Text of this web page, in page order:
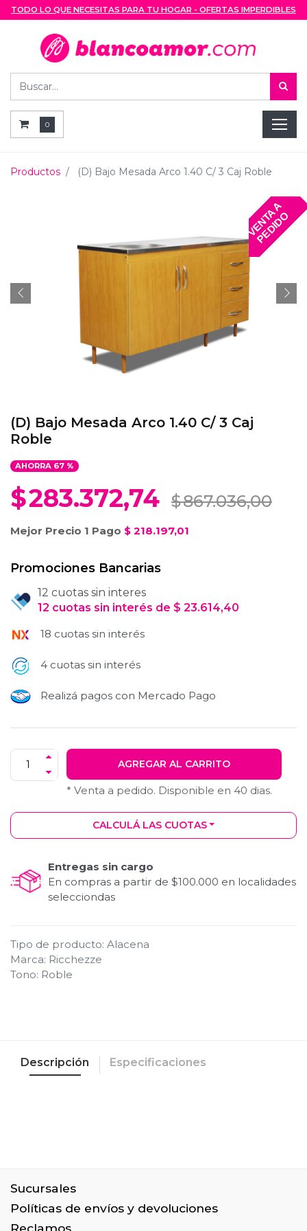
TODO LO QUE NECESITAS PARA TU HOGAR - OFERTAS IMPERDIBLES
0
Productos (D) Bajo Mesada Arco 1.40 C/ 3 Caj Roble
V
E
N
T
A
A
P
E
D
I
D
O
(D) Bajo Mesada Arco 1.40 C/ 3 Caj
Roble
AHORRA 67%
$283.372,74 $867.036,00
Mejor Precio 1 Pago $ 218.197,01
Promociones Bancarias
12 cuotas sin interes
12 cuotas sin interés de $ 23.614,40
18 cuotas sin interés
4 cuotas sin interés
Realizá pagos con Mercado Pago
AGREGAR AL CARRITO
* Venta a pedido. Disponible en 40 dias.
CALCULÁ LAS CUOTAS
Entregas sin cargo
En compras a partir de $100.000 en localidades
selecciondas
Tipo de producto: Alacena
Marca: Ricchezze
Tono: Roble
Descripción Especificaciones
Sucursales
Políticas de envíos y devoluciones
Reclamos